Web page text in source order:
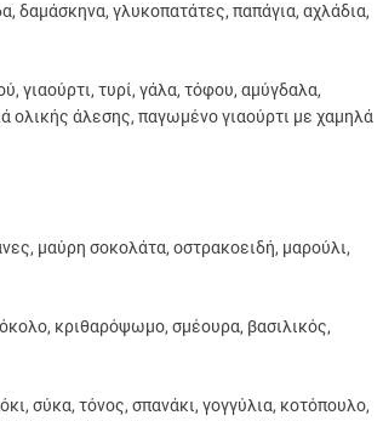
δαμάσκηνα, γλυκοπατάτες, παπάγια, αχλάδια,
γιαούρτι, τυρί, γάλα, τόφου, αμύγδαλα,
ολικής άλεσης, παγωμένο γιαούρτι με χαμηλά
μαύρη σοκολάτα, οστρακοειδή, μαρούλι,
κριθαρόψωμο, σμέουρα, βασιλικός,
σύκα, τόνος, σπανάκι, γογγύλια, κοτόπουλο,